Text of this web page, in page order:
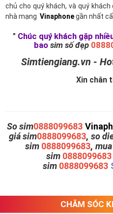
chủ cho quý khách, và quý
nhà mạng Vinaphonegần nhất
" Chúc quý khách gặp
bao sim số đẹp
Simtiengiang.vn -
Xin chân
So sim0888099683
giá sim0888099683, so
sim 0888099683,
sim 0888099683
sim 0888099683
CHĂM SÓC